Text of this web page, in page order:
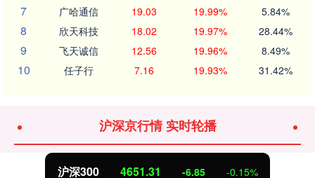
7 广哈通信 19.03 19.99% 5.84%
8 欣天科技 18.02 19.97% 28.44%
9 飞天诚信 12.56 19.96% 8.49%
10 任子行 7.16 19.93% 31.42%
沪深京行情 实时轮播
北证50 1122.88 3.42